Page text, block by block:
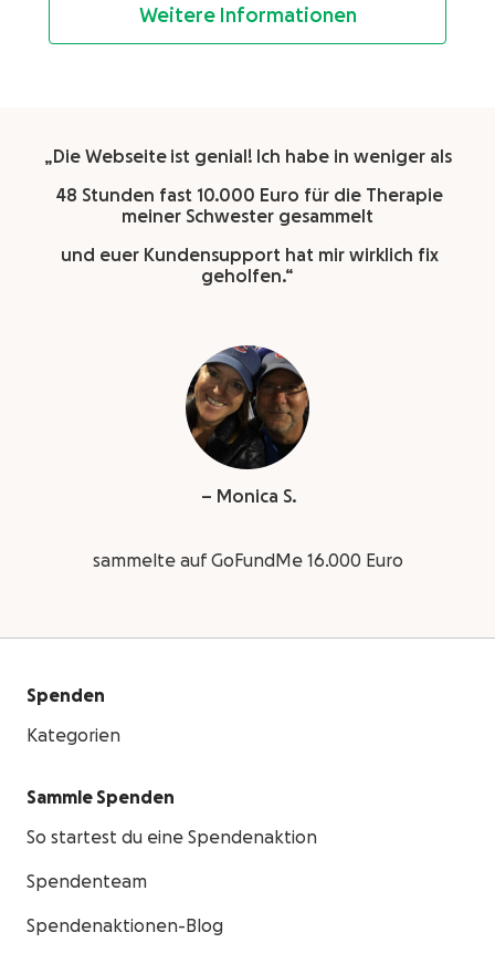
Weitere Informationen
„Die Webseiteist genial! Ich habe in weniger als
48 Stunden fast 10.000 Euro für die Therapie
meiner Schwester gesammelt
und euer Kundensupport hat mir wirklich fix
geholfen.“
– Monica S.
sammelte auf GoFundMe 16.000 Euro
Spenden
Kategorien
Sammle Spenden
So startest du eine Spendenaktion
Spendenteam
Spendenaktionen-Blog